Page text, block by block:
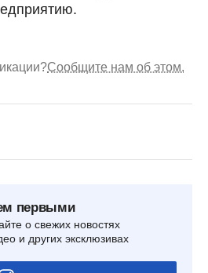
Сообщите нам об этом.
первыми
о свежих новостях
и других эксклюзивах